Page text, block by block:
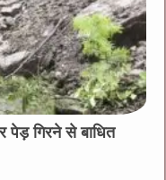
पेड़ गिरने से बाधित